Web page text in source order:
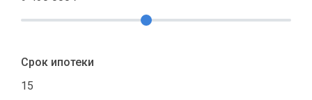
Срок ипотеки
15